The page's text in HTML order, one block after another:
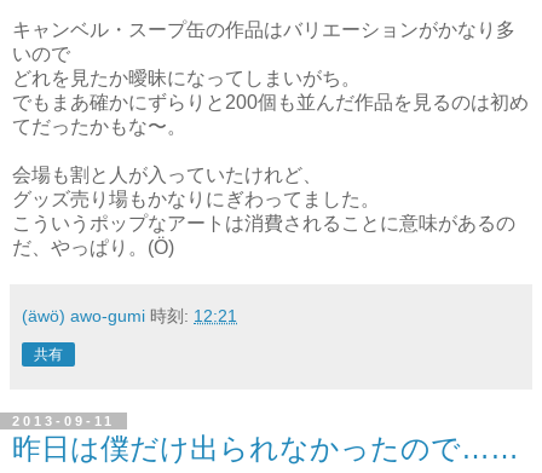
キャンベル・スープ缶の作品はバリエーションがかなり多
いので
どれを見たか曖昧になってしまいがち。
でもまあ確かにずらりと200個も並んだ作品を見るのは初め
てだったかもな〜。
会場も割と人が入っていたけれど、
グッズ売り場もかなりにぎわってました。
こういうポップなアートは消費されることに意味があるの
だ、やっぱり。(Ö)
(äwö) awo-gumi 時刻: 12:21
共有
2013-09-11
昨日は僕だけ出られなかったので……